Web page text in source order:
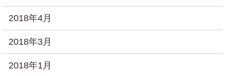
2018年4月
2018年3月
2018年1月